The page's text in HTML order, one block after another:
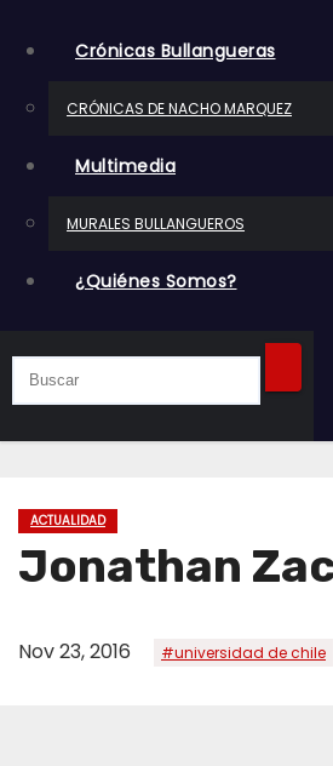
Crónicas Bullangueras
CRÓNICAS DE NACHO MARQUEZ
Multimedia
MURALES BULLANGUEROS
¿Quiénes Somos?
ACTUALIDAD
Jonathan
Nov 23, 2016 #universidad de chile